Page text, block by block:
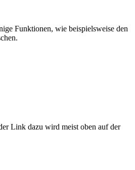
Funktionen, wie beispielsweise den
Link dazu wird meist oben auf der